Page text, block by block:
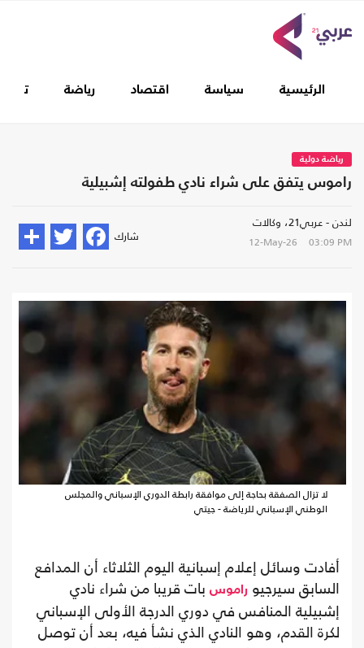
الرئيسية سياسة اقتصاد رياضة
رياضة دولية
راموس يتفق على شراء نادي طفولته إشبيلية
لندن - عربي21، وكالات
12-May-26 03:09 PM شارك
لا تزال الصفقة بحاجة إلى موافقة رابطة الدوري الإسباني والمجلس
الوطني الإسباني للرياضة - جيتي
أفادت وسائل إعلام إسبانية اليوم الثلاثاء أن المدافع
السابق سيرجيو راموس بات قريبا من شراء نادي
إشبيلية المنافس في دوري الدرجة الأولى الإسباني
لكرة القدم، وهو النادي الذي نشأ فيه، بعد أن توصل